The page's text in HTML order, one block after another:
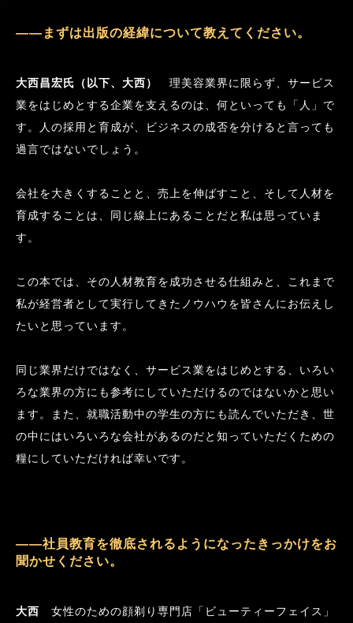
――まずは出版の経緯について教えてください。
大西昌宏氏（以下、大西）
理美容業界に限らず、サービス
業をはじめとする企業を支えるのは、何といっても「人」で
す。人の採用と育成が、ビジネスの成否を分けると言っても
過言ではないでしょう。
会社を大きくすることと、売上を伸ばすこと、そして人材を
育成することは、同じ線上にあることだと私は思っていま
す。
この本では、その人材教育を成功させる仕組みと、これまで
私が経営者として実行してきたノウハウを皆さんにお伝えし
たいと思っています。
同じ業界だけではなく、サービス業をはじめとする、いろい
ろな業界の方にも参考にしていただけるのではないかと思い
ます。また、就職活動中の学生の方にも読んでいただき、世
の中にはいろいろな会社があるのだと知っていただくための
糧にしていただければ幸いです。
――社員教育を徹底されるようになったきっかけをお
聞かせください。
大西 女性のための顔剃り専門店「ビューティーフェイス」